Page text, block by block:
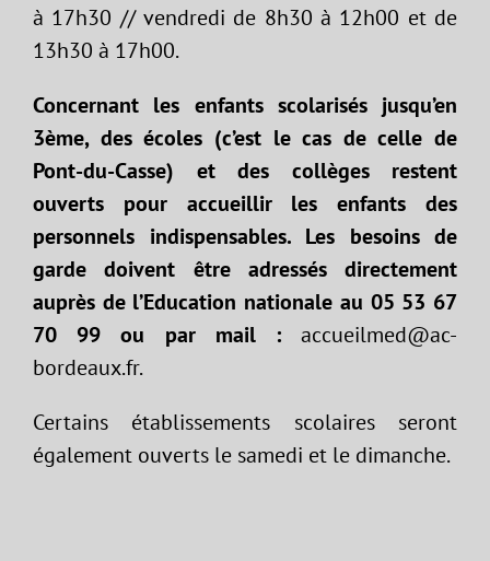
à 17h30 // vendredi de 8h30 à 12h00 et de
13h30 à 17h00.
Concernant les enfants scolarisés jusqu’en
3ème, des écoles (c’est le cas de celle de
Pont-du-Casse) et des collèges restent
ouverts pour accueillir les enfants des
personnels indispensables. Les besoins de
garde doivent être adressés directement
auprès de l’Education nationale au 05 53 67
70 99 ou par mail : accueilmed@ac-
bordeaux.fr.
Certains établissements scolaires seront
également ouverts le samedi et le dimanche.